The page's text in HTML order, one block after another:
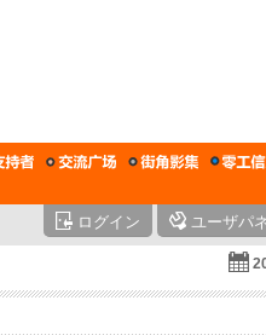
ログイン ユーザパ